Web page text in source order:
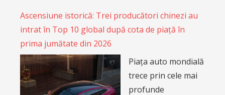
Ascensiune istorică: Trei producători chinezi au
intrat în Top 10 global după cota de piață în
prima jumătate din 2026
Piața auto mondială
trece prin cele mai
profunde